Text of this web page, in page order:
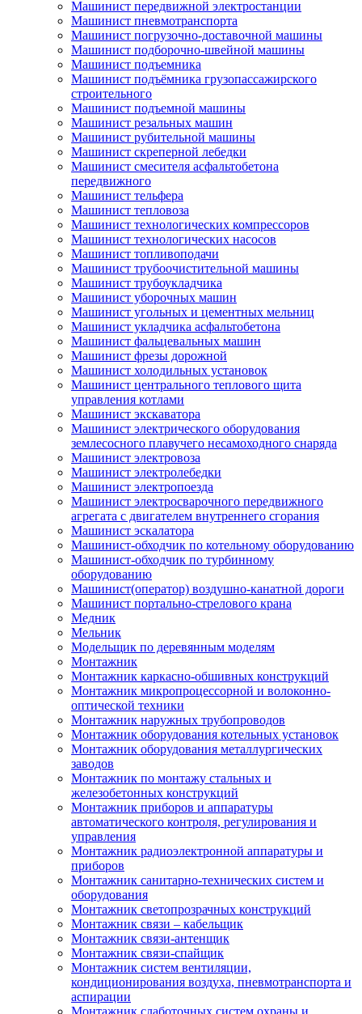
Машинист передвижной электростанции
Машинист пневмотранспорта
Машинист погрузочно-доставочной машины
Машинист подборочно-швейной машины
Машинист подъемника
Машинист подъёмника грузопассажирского
строительного
Машинист подъемной машины
Машинист резальных машин
Машинист рубительной машины
Машинист скреперной лебедки
Машинист смесителя асфальтобетона
передвижного
Машинист тельфера
Машинист тепловоза
Машинист технологических компрессоров
Машинист технологических насосов
Машинист топливоподачи
Машинист трубоочистительной машины
Машинист трубоукладчика
Машинист уборочных машин
Машинист угольных и цементных мельниц
Машинист укладчика асфальтобетона
Машинист фальцевальных машин
Машинист фрезы дорожной
Машинист холодильных установок
Машинист центрального теплового щита
управления котлами
Машинист экскаватора
Машинист электрического оборудования
землесосного плавучего несамоходного снаряда
Машинист электровоза
Машинист электролебедки
Машинист электропоезда
Машинист электросварочного передвижного
агрегата с двигателем внутреннего сгорания
Машинист эскалатора
Машинист-обходчик по котельному оборудованию
Машинист-обходчик по турбинному
оборудованию
Машинист(оператор) воздушно-канатной дороги
Машинист портально-стрелового крана
Медник
Мельник
Модельщик по деревянным моделям
Монтажник
Монтажник каркасно-обшивных конструкций
Монтажник микропроцессорной и волоконно-
оптической техники
Монтажник наружных трубопроводов
Монтажник оборудования котельных установок
Монтажник оборудования металлургических
заводов
Монтажник по монтажу стальных и
железобетонных конструкций
Монтажник приборов и аппаратуры
автоматического контроля, регулирования и
управления
Монтажник радиоэлектронной аппаратуры и
приборов
Монтажник санитарно-технических систем и
оборудования
Монтажник светопрозрачных конструкций
Монтажник связи – кабельщик
Монтажник связи-антенщик
Монтажник связи-спайщик
Монтажник систем вентиляции,
кондиционирования воздуха, пневмотранспорта и
аспирации
Монтажник слаботочных систем охраны и